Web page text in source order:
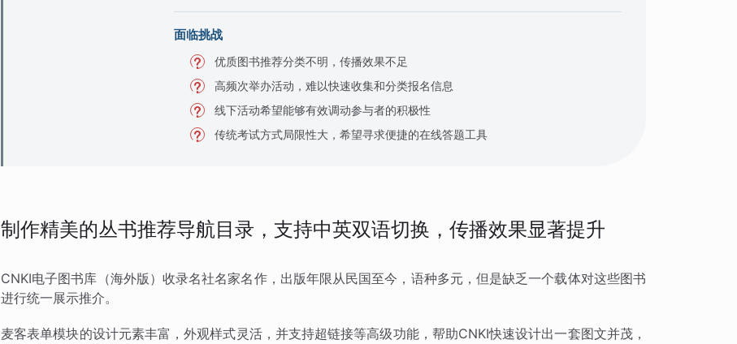
面临挑战
优质图书推荐分类不明，传播效果不足
高频次举办活动，难以快速收集和分类报名信息
线下活动希望能够有效调动参与者的积极性
传统考试方式局限性大，希望寻求便捷的在线答题工具
制作精美的丛书推荐导航目录，支持中英双语切换，传播效果显著提升
CNKI电子图书库（海外版）收录名社名家名作，出版年限从民国至今，语种多元，但是缺乏一个载体对这些图书
进行统一展示推介。
麦客表单模块的设计元素丰富，外观样式灵活，并支持超链接等高级功能，帮助CNKI快速设计出一套图文并茂，